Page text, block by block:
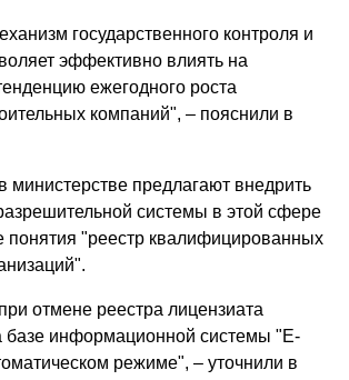
государственного контроля и
эффективно влиять на
ежегодного роста
компаний", – пояснили в
министерстве предлагают внедрить
системы в этой сфере
понятия "реестр квалифицированных
отмене реестра лицензиата
базе информационной системы "Е-
режиме", – уточнили в